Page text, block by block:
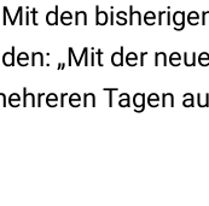
den
„Mit der
Tagen